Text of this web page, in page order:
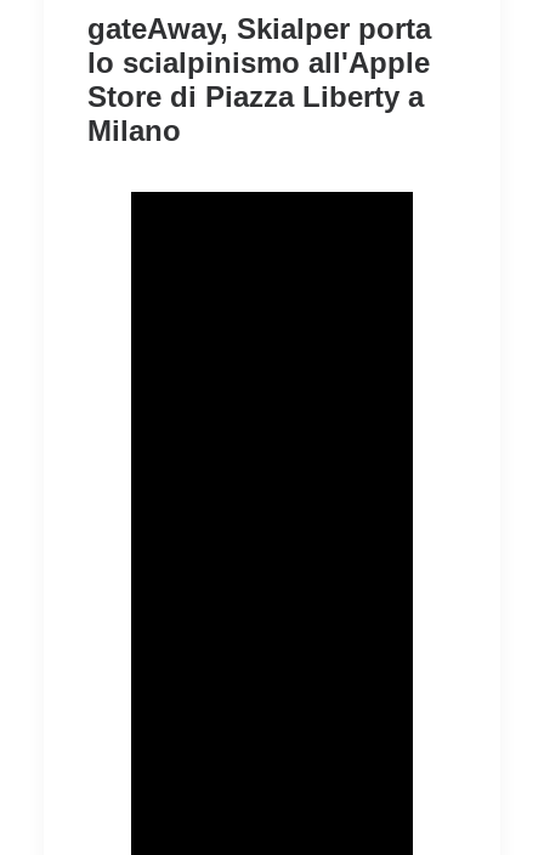
gateAway, Skialper porta
lo scialpinismo all'Apple
Store di Piazza Liberty a
Milano